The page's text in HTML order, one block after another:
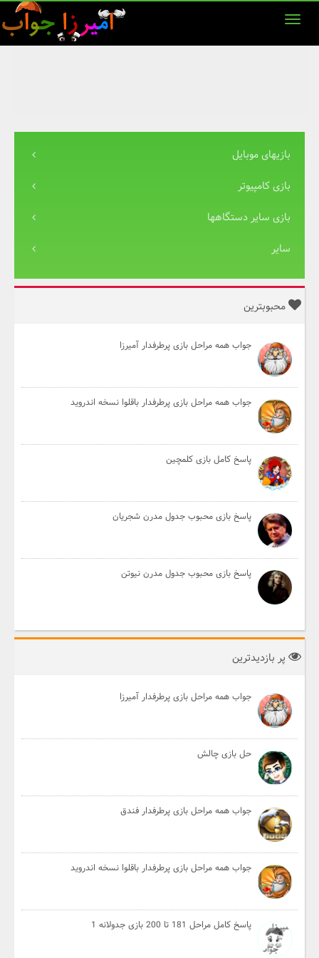
بازیهای موبایل
بازی کامپیوتر
بازی سایر دستگاهها
سایر
محبوبترین
جواب همه مراحل بازی پرطرفدار آمیرزا
جواب همه مراحل بازی پرطرفدار باقلوا نسخه اندروید
پاسخ کامل بازی کلمچین
پاسخ بازی محبوب جدول مدرن شجریان
پاسخ بازی محبوب جدول مدرن نیوتن
پر بازدیدترین
جواب همه مراحل بازی پرطرفدار آمیرزا
حل بازی چالش
جواب همه مراحل بازی پرطرفدار فندق
جواب همه مراحل بازی پرطرفدار باقلوا نسخه اندروید
پاسخ کامل مراحل 181 تا 200 بازی جدولانه 1